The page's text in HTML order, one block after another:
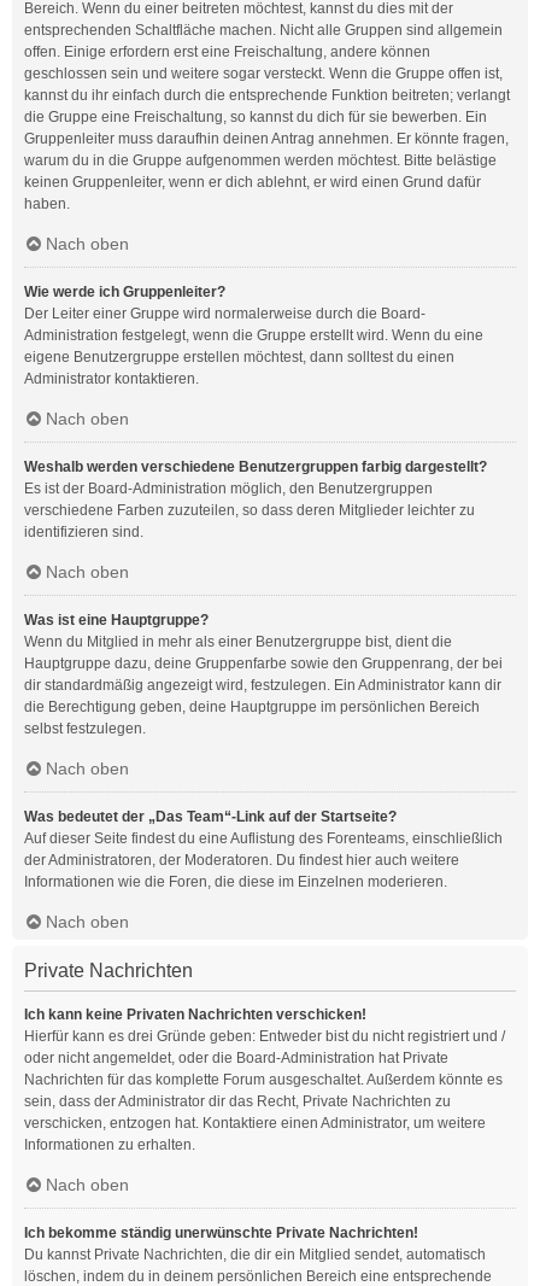
Bereich. Wenn du einer beitreten möchtest, kannst du dies mit der
entsprechenden Schaltfläche machen. Nicht alle Gruppen sind allgemein
offen. Einige erfordern erst eine Freischaltung, andere können
geschlossen sein und weitere sogar versteckt. Wenn die Gruppe offen ist,
kannst du ihr einfach durch die entsprechende Funktion beitreten; verlangt
die Gruppe eine Freischaltung, so kannst du dich für sie bewerben. Ein
Gruppenleiter muss daraufhin deinen Antrag annehmen. Er könnte fragen,
warum du in die Gruppe aufgenommen werden möchtest. Bitte belästige
keinen Gruppenleiter, wenn er dich ablehnt, er wird einen Grund dafür
haben.
Nach oben
Wie werde ich Gruppenleiter?
Der Leiter einer Gruppe wird normalerweise durch die Board-
Administration festgelegt, wenn die Gruppe erstellt wird. Wenn du eine
eigene Benutzergruppe erstellen möchtest, dann solltest du einen
Administrator kontaktieren.
Nach oben
Weshalb werden verschiedene Benutzergruppen farbig dargestellt?
Es ist der Board-Administration möglich, den Benutzergruppen
verschiedene Farben zuzuteilen, so dass deren Mitglieder leichter zu
identifizieren sind.
Nach oben
Was ist eine Hauptgruppe?
Wenn du Mitglied in mehr als einer Benutzergruppe bist, dient die
Hauptgruppe dazu, deine Gruppenfarbe sowie den Gruppenrang, der bei
dir standardmäßig angezeigt wird, festzulegen. Ein Administrator kann dir
die Berechtigung geben, deine Hauptgruppe im persönlichen Bereich
selbst festzulegen.
Nach oben
Was bedeutet der „Das Team“-Link auf der Startseite?
Auf dieser Seite findest du eine Auflistung des Forenteams, einschließlich
der Administratoren, der Moderatoren. Du findest hier auch weitere
Informationen wie die Foren, die diese im Einzelnen moderieren.
Nach oben
Private Nachrichten
Ich kann keine Privaten Nachrichten verschicken!
Hierfür kann es drei Gründe geben: Entweder bist du nicht registriert und /
oder nicht angemeldet, oder die Board-Administration hat Private
Nachrichten für das komplette Forum ausgeschaltet. Außerdem könnte es
sein, dass der Administrator dir das Recht, Private Nachrichten zu
verschicken, entzogen hat. Kontaktiere einen Administrator, um weitere
Informationen zu erhalten.
Nach oben
Ich bekomme ständig unerwünschte Private Nachrichten!
Du kannst Private Nachrichten, die dir ein Mitglied sendet, automatisch
löschen, indem du in deinem persönlichen Bereich eine entsprechende